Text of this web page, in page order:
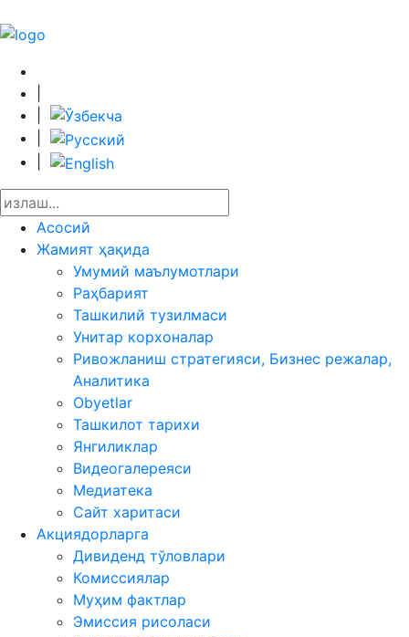
Асосий
Жамият ҳақида
Умумий маълумотлари
Раҳбарият
Ташкилий тузилмаси
Унитар корхоналар
Ривожланиш стратегияси, Бизнес режалар,
Аналитика
Obyetlar
Ташкилот тарихи
Янгиликлар
Видеогалереяси
Медиатека
Сайт харитаси
Акциядорларга
Дивиденд тўловлари
Комиссиялар
Муҳим фактлар
Эмиссия рисоласи